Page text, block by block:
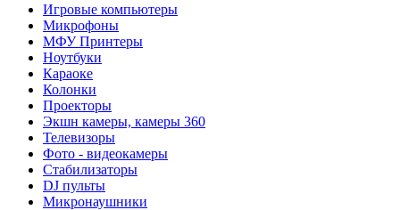
Игровые компьютеры
Микрофоны
МФУ Принтеры
Ноутбуки
Караоке
Колонки
Проекторы
Экшн камеры, камеры 360
Телевизоры
Фото - видеокамеры
Стабилизаторы
DJ пульты
Микронаушники